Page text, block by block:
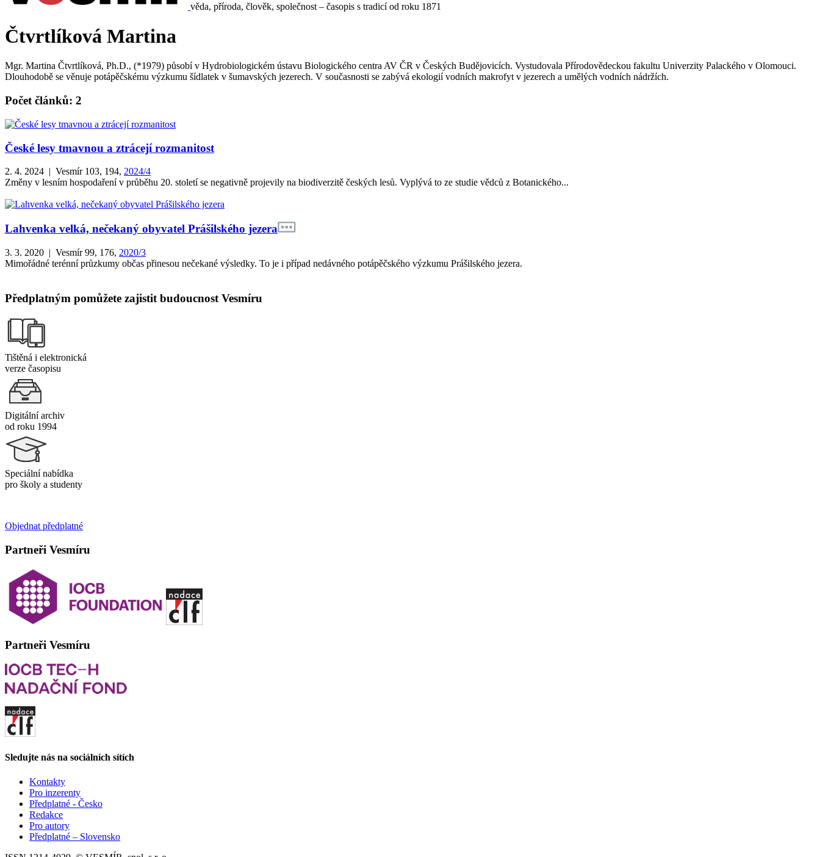
věda, příroda, člověk, společnost – časopis s tradicí od roku 1871
Čtvrtlíková Martina
Mgr. Martina Čtvrtlíková, Ph.D., (*1979) působí v Hydrobiologickém ústavu Biologického centra AV ČR v Českých Budějovicích. Vystudovala Přírodovědeckou fakultu Univerzity Palackého v Olomouci.
Dlouhodobě se věnuje potápěčskému výzkumu šídlatek v šumavských jezerech. V současnosti se zabývá ekologií vodních makrofyt v jezerech a umělých vodních nádržích.
Počet článků: 2
České lesy tmavnou a ztrácejí rozmanitost
2. 4. 2024 | Vesmír 103, 194, 2024/4
Změny v lesním hospodaření v průběhu 20. století se negativně projevily na biodiverzitě českých lesů. Vyplývá to ze studie vědců z Botanického...
Lahvenka velká, nečekaný obyvatel Prášilského jezera
3. 3. 2020 | Vesmír 99, 176, 2020/3
Mimořádné terénní průzkumy občas přinesou nečekané výsledky. To je i případ nedávného potápěčského výzkumu Prášilského jezera.
Předplatným pomůžete zajistit budoucnost Vesmíru
Tištěná i elektronická
verze časopisu
Digitální archiv
od roku 1994
Speciální nabídka
pro školy a studenty
Objednat předplatné
Partneři Vesmíru
Partneři Vesmíru
Sledujte nás na sociálních sítích
Kontakty
Pro inzerenty
Předplatné - Česko
Redakce
Pro autory
Předplatné – Slovensko